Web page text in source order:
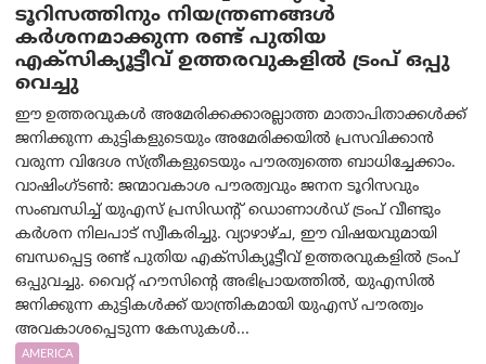
ടൂറിസത്തിനും നിയന്ത്രണങ്ങൾ
കർശനമാക്കുന്ന രണ്ട് പുതിയ
എക്സിക്യൂട്ടീവ് ഉത്തരവുകളിൽ ട്രംപ് ഒപ്പു
വെച്ചു
ഈ ഉത്തരവുകൾ അമേരിക്കക്കാരല്ലാത്ത മാതാപിതാക്കൾക്ക്
ജനിക്കുന്ന കുട്ടികളുടെയും അമേരിക്കയിൽ പ്രസവിക്കാൻ
വരുന്ന വിദേശ സ്ത്രീകളുടെയും പൗരത്വത്തെ ബാധിച്ചേക്കാം.
വാഷിംഗ്ടണ്‍: ജന്മാവകാശ പൗരത്വവും ജനന ടൂറിസവും
സംബന്ധിച്ച് യുഎസ് പ്രസിഡന്റ് ഡൊണാൾഡ് ട്രംപ് വീണ്ടും
കർശന നിലപാട് സ്വീകരിച്ചു. വ്യാഴാഴ്ച, ഈ വിഷയവുമായി
ബന്ധപ്പെട്ട രണ്ട് പുതിയ എക്സിക്യൂട്ടീവ് ഉത്തരവുകളിൽ ട്രംപ്
ഒപ്പുവച്ചു. വൈറ്റ് ഹൗസിന്റെ അഭിപ്രായത്തിൽ, യുഎസിൽ
ജനിക്കുന്ന കുട്ടികൾക്ക് യാന്ത്രികമായി യുഎസ് പൗരത്വം
അവകാശപ്പെടുന്ന കേസുകൾ...
AMERICA